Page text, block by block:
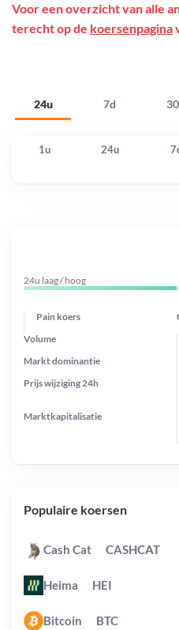
24u 7d
Voor een overzicht van alle
terecht op de koersenpagina
1u 24u
24u laag / hoog
Pain koers
Prijs wijziging 24h
Markt dominantie
Marktkapitalisatie
Volume
Populaire koersen
Cash Cat CASHCAT
Heima HEI
Bitcoin BTC